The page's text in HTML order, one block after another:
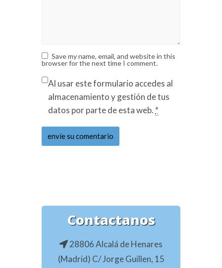
Save my name, email, and website in this
browser for the next time I comment.
Al usar este formulario accedes al
almacenamiento y gestión de tus
datos por parte de esta web. *
Contactanos
28806 Alcalá de Henares
(Madrid) C/ Jorge Guillen, 15